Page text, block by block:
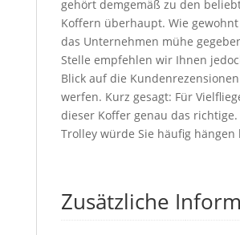
gehört demgemäß zu den
Koffern überhaupt. Wie
das Unternehmen mühe
Stelle empfehlen wir Ihnen
Blick auf die
werfen. Kurz gesagt: Für
dieser Koffer genau das richtige.
Trolley würde Sie häufig hängen
Zusätzliche